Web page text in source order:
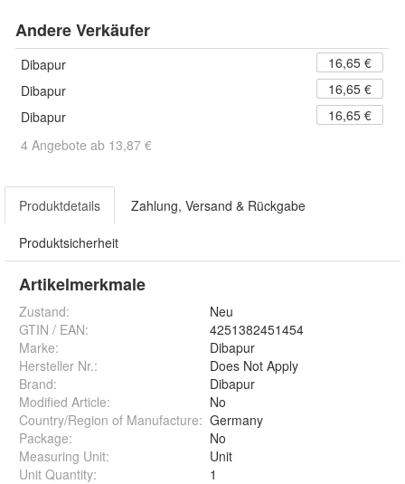
Andere Verkäufer
Dibapur
16,65 €
Dibapur
16,65 €
Dibapur
16,65 €
4 Angebote ab 13,87 €
Produktdetails Zahlung, Versand & Rückgabe
Produktsicherheit
Artikelmerkmale
Zustand:
Neu
GTIN / EAN:
4251382451454
Marke:
Dibapur
Hersteller Nr.:
Does Not Apply
Brand:
Dibapur
Modified Article:
No
Country/Region of Manufacture: Germany
Package:
No
Measuring Unit:
Unit
Unit Quantity: 1